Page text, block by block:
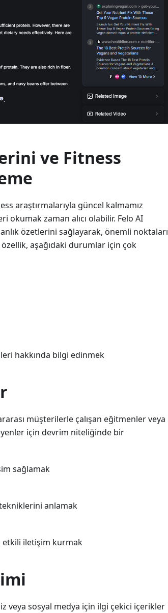
ve Fitness
araştırmalarıyla güncel kalmamız
okumak zaman alıcı olabilir. Felo AI
özetlerini sağlayarak, önemli noktaları
özellik, aşağıdaki durumlar için çok
hakkında bilgi edinmek
müşterilerle çalışan eğitmenler veya
için devrim niteliğinde bir
sağlamak
anlamak
etkili iletişim kurmak
veya sosyal medya için ilgi çekici içerikler